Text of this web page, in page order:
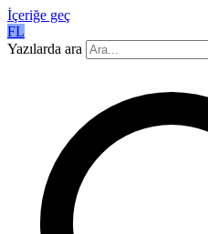
İçeriğe geç
FL
Yazılarda ara